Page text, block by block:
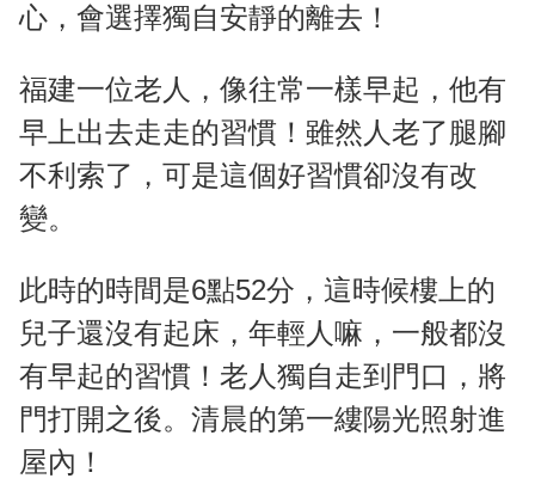
心，會選擇獨自安靜的離去！
福建一位老人，像往常一樣早起，他有
早上出去走走的習慣！雖然人老了腿腳
不利索了，可是這個好習慣卻沒有改
變。
此時的時間是6點52分，這時候樓上的
兒子還沒有起床，年輕人嘛，一般都沒
有早起的習慣！老人獨自走到門口，將
門打開之後。清晨的第一縷陽光照射進
屋內！